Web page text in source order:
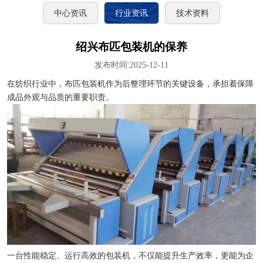
中心资讯 行业资讯 技术资料
绍兴布匹包装机的保养
发布时间:2025-12-11
在纺织行业中，布匹包装机作为后整理环节的关键设备，承担着保障
成品外观与品质的重要职责。
一台性能稳定、运行高效的包装机，不仅能提升生产效率，更能为企